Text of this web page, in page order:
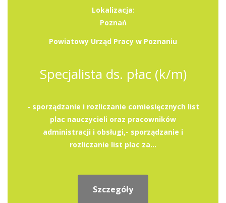
Lokalizacja:
Poznań
Powiatowy Urząd Pracy w Poznaniu
Specjalista ds. płac (k/m)
- sporządzanie i rozliczanie comiesięcznych list
plac nauczycieli oraz pracowników
administracji i obsługi,- sporządzanie i
rozliczanie list plac za...
Szczegóły